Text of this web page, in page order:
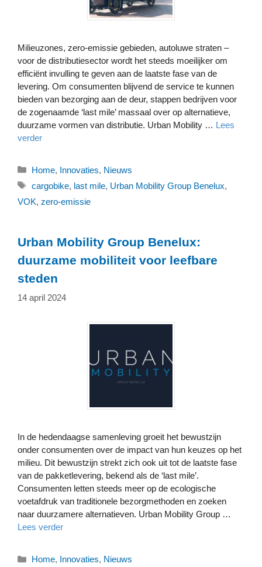
Milieuzones, zero-emissie gebieden, autoluwe straten –
voor de distributiesector wordt het steeds moeilijker om
efficiënt invulling te geven aan de laatste fase van de
levering. Om consumenten blijvend de service te kunnen
bieden van bezorging aan de deur, stappen bedrijven voor
de zogenaamde ‘last mile’ massaal over op alternatieve,
duurzame vormen van distributie. Urban Mobility … Lees
verder
Categorieën
Home, Innovaties, Nieuws
Tags
cargobike, last mile, Urban Mobility Group Benelux,
VOK, zero-emissie
Urban Mobility Group Benelux:
duurzame mobiliteit voor leefbare
steden
14 april 2024
In de hedendaagse samenleving groeit het bewustzijn
onder consumenten over de impact van hun keuzes op het
milieu. Dit bewustzijn strekt zich ook uit tot de laatste fase
van de pakketlevering, bekend als de ‘last mile’.
Consumenten letten steeds meer op de ecologische
voetafdruk van traditionele bezorgmethoden en zoeken
naar duurzamere alternatieven. Urban Mobility Group …
Lees verder
Categorieën
Home, Innovaties, Nieuws